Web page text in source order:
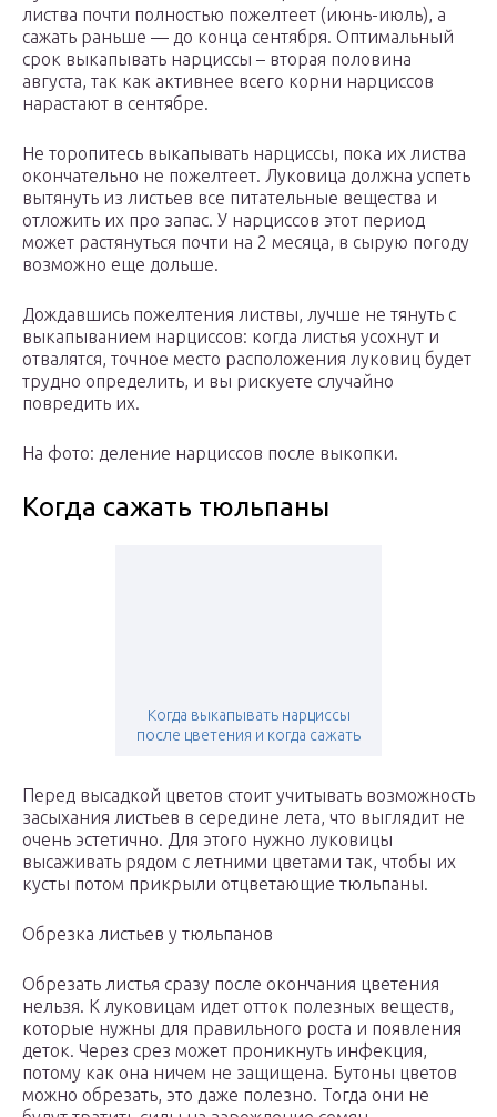
листва почти полностью пожелтеет (июнь-июль), а
сажать раньше — до конца сентября. Оптимальный
срок выкапывать нарциссы – вторая половина
августа, так как активнее всего корни нарциссов
нарастают в сентябре.
Не торопитесь выкапывать нарциссы, пока их листва
окончательно не пожелтеет. Луковица должна успеть
вытянуть из листьев все питательные вещества и
отложить их про запас. У нарциссов этот период
может растянуться почти на 2 месяца, в сырую погоду
возможно еще дольше.
Дождавшись пожелтения листвы, лучше не тянуть с
выкапыванием нарциссов: когда листья усохнут и
отвалятся, точное место расположения луковиц будет
трудно определить, и вы рискуете случайно
повредить их.
На фото: деление нарциссов после выкопки.
Когда сажать тюльпаны
Когда выкапывать нарциссы
после цветения и когда сажать
Перед высадкой цветов стоит учитывать возможность
засыхания листьев в середине лета, что выглядит не
очень эстетично. Для этого нужно луковицы
высаживать рядом с летними цветами так, чтобы их
кусты потом прикрыли отцветающие тюльпаны.
Обрезка листьев у тюльпанов
Обрезать листья сразу после окончания цветения
нельзя. К луковицам идет отток полезных веществ,
которые нужны для правильного роста и появления
деток. Через срез может проникнуть инфекция,
потому как она ничем не защищена. Бутоны цветов
можно обрезать, это даже полезно. Тогда они не